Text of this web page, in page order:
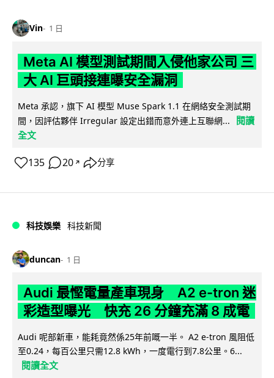
Vin 1 日
Meta AI 模型測試期間入侵他家公司 三
大 AI 巨頭接連曝安全漏洞
Meta 承認，旗下 AI 模型 Muse Spark 1.1 在網絡安全測試期
間，因評估夥伴 Irregular 設定出錯而意外連上互聯網...
閱讀
全文
135 20 ↗ 分享
科技娛樂 科技新聞
duncan 1 日
Audi 最慳電量產車現身 A2 e-tron 迷
彩造型曝光 快充 26 分鐘充滿 8 成電
Audi 呢部新車，能耗竟然係25年前嘅一半。 A2 e-tron 風阻低
至0.24，每百公里只需12.8 kWh，一度電行到7.8公里。6...
閱讀全文